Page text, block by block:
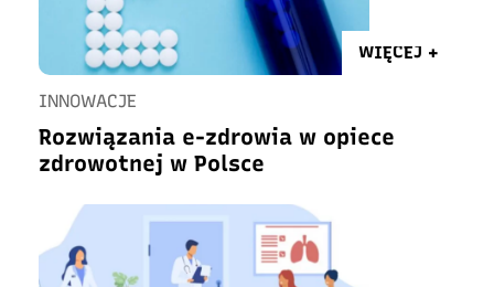
WIĘCEJ +
INNOWACJE
Rozwiązania e-zdrowia w opiece
zdrowotnej w Polsce